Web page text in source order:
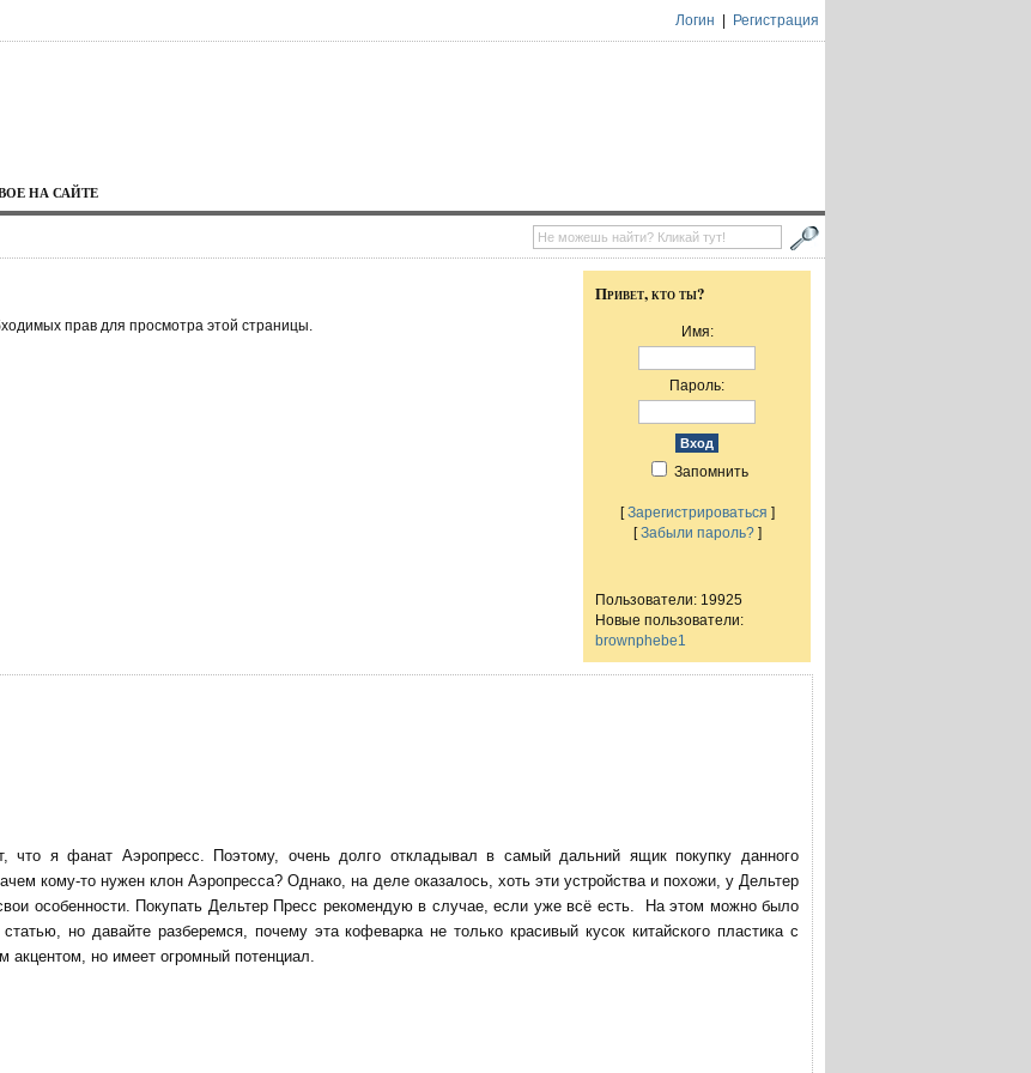
Логин Регистрация
НА САЙТЕ
прав для просмотра этой страницы.
Привет, кто ты?
Имя:
Пароль:
Запомнить
[Зарегистрироваться ]
[Забыли пароль?]
Пользователи: 19925
Новые пользователи:
brownphebe1
что я фанат Аэропресс. Поэтому, очень долго откладывал в самый дальний ящик покупку данного
кому-то нужен клон Аэропресса? Однако, на деле оказалось, хоть эти устройства и похожи, у Дельтер
особенности. Покупать Дельтер Пресс рекомендую в случае, если уже всё есть. На этом можно было
но давайте разберемся, почему эта кофеварка не только красивый кусок китайского пластика с
акцентом, но имеет огромный потенциал.